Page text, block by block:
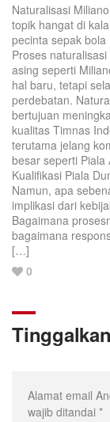
Naturalisasi
topik hangat di
pecinta sepak bola
Proses
asing seperti
hal baru, tetapi
perdebatan.
bertujuan
kualitas Timnas
terutama jelang
besar seperti Piala
Kualifikasi Piala
Namun, apa
implikasi dari
Bagaimana
bagaimana
[…]
Love
0
Alamat email
wajib ditandai *